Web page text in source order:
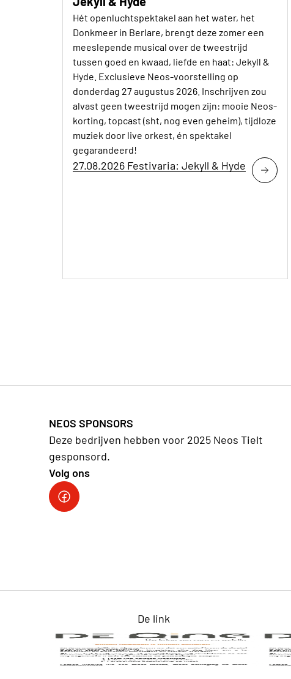
Hét openluchtspektakel aan het water, het
Donkmeer in Berlare, brengt deze zomer een
meeslepende musical over de tweestrijd
tussen goed en kwaad, liefde en haat: Jekyll &
Hyde. Exclusieve Neos-voorstelling op
donderdag 27 augustus 2026. Inschrijven zou
alvast geen tweestrijd mogen zijn: mooie Neos-
korting, topcast (sht, nog even geheim), tijdloze
muziek door live orkest, én spektakel
gegarandeerd!
27.08.2026 Festivaria: Jekyll & Hyde
NEOS SPONSORS
Deze bedrijven hebben voor 2025 Neos Tielt
gesponsord.
Volg ons
Facebookpagina Neos Tielt
De link